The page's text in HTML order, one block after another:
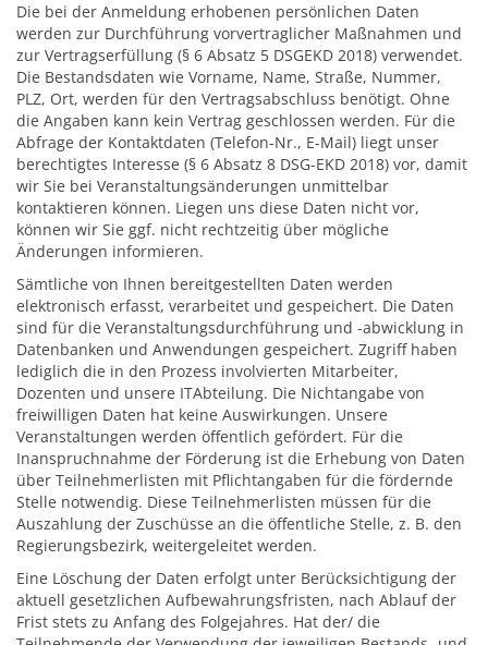
Die bei der Anmeldung erhobenen persönlichen Daten
werden zur Durchführung vorvertraglicher Maßnahmen und
zur Vertragserfüllung (§ 6 Absatz 5 DSGEKD 2018) verwendet.
Die Bestandsdaten wie Vorname, Name, Straße, Nummer,
PLZ, Ort, werden für den Vertragsabschluss benötigt. Ohne
die Angaben kann kein Vertrag geschlossen werden. Für die
Abfrage der Kontaktdaten (Telefon-Nr., E-Mail) liegt unser
berechtigtes Interesse (§ 6 Absatz 8 DSG-EKD 2018) vor, damit
wir Sie bei Veranstaltungsänderungen unmittelbar
kontaktieren können. Liegen uns diese Daten nicht vor,
können wir Sie ggf. nicht rechtzeitig über mögliche
Änderungen informieren.
Sämtliche von Ihnen bereitgestellten Daten werden
elektronisch erfasst, verarbeitet und gespeichert. Die Daten
sind für die Veranstaltungsdurchführung und -abwicklung in
Datenbanken und Anwendungen gespeichert. Zugriff haben
lediglich die in den Prozess involvierten Mitarbeiter,
Dozenten und unsere ITAbteilung. Die Nichtangabe von
freiwilligen Daten hat keine Auswirkungen. Unsere
Veranstaltungen werden öffentlich gefördert. Für die
Inanspruchnahme der Förderung ist die Erhebung von Daten
über Teilnehmerlisten mit Pflichtangaben für die fördernde
Stelle notwendig. Diese Teilnehmerlisten müssen für die
Auszahlung der Zuschüsse an die öffentliche Stelle, z. B. den
Regierungsbezirk, weitergeleitet werden.
Eine Löschung der Daten erfolgt unter Berücksichtigung der
aktuell gesetzlichen Aufbewahrungsfristen, nach Ablauf der
Frist stets zu Anfang des Folgejahres. Hat der/ die